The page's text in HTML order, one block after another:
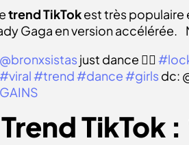
trend TikTokest très populaire
Gaga en version accélérée.
@bronxsistas just dance ✌🏼
#viral#trend#dance#girls dc:
GAINS
TikTok